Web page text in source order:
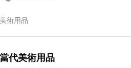
美術用品
當代美術用品